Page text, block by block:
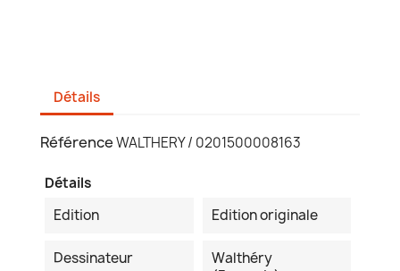
Détails
RéférenceWALTHERY / 0201500008163
Détails
Edition
Edition originale
Dessinateur
Walthéry